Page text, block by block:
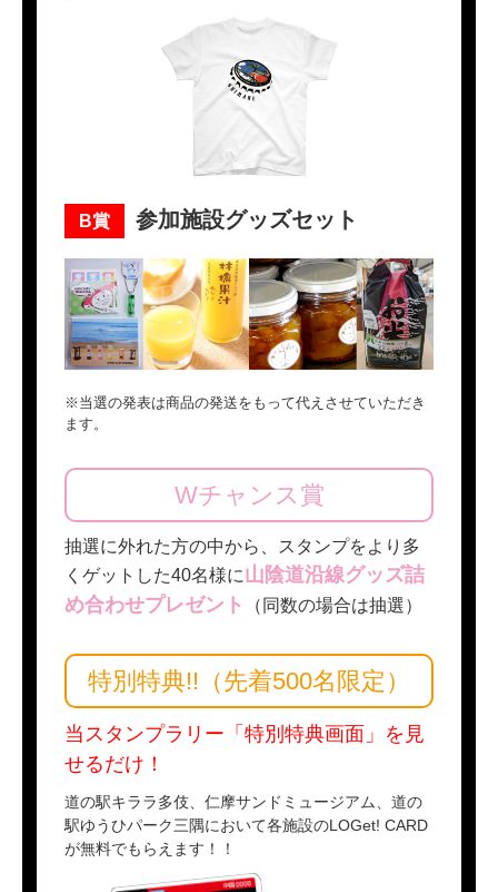
B賞 参加施設グッズセット
※当選の発表は商品の発送をもって代えさせていただき
ます。
Wチャンス賞
抽選に外れた方の中から、スタンプをより多
くゲットした40名様に山陰道沿線グッズ詰
め合わせプレゼント
（同数の場合は抽選）
特別特典!!（先着500名限定）
当スタンプラリー「特別特典画面」を見
せるだけ！
道の駅キララ多伎、仁摩サンドミュージアム、道の
駅ゆうひパーク三隅において各施設のLOGet! CARD
が無料でもらえます！！